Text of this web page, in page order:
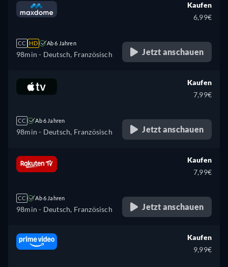
CC HD Ab 6 Jahren
98min - Deutsch, Französisch
Kaufen
6,99€
Jetzt anschauen
CC Ab 6 Jahren
98min - Deutsch, Französisch
Kaufen
7,99€
Jetzt anschauen
CC Ab 6 Jahren
98min - Deutsch, Französisch
Kaufen
7,99€
Jetzt anschauen
Kaufen
9,99€